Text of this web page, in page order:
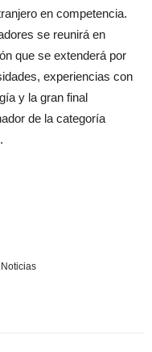
en competencia.
se reunirá en
que se extenderá por
experiencias con
y la gran final
de la categoría